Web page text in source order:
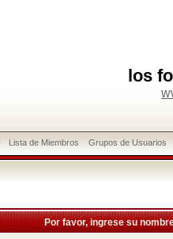
los
Lista de Miembros Grupos de Usuarios
Por favor, ingrese su